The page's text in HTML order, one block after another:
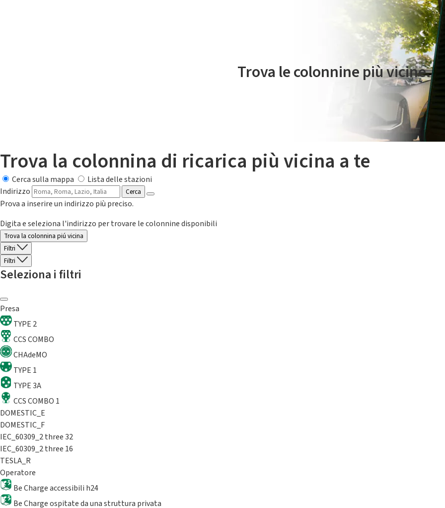
Il servizio di mobilità elettrica è gestito da Plenitude On The Road
Trova le colonnine più vicine.
Trova la colonnina di ricarica più vicina a te
Cerca sulla mappa
Lista delle stazioni
Indirizzo
Cerca
Prova a inserire un indirizzo più preciso.
Digita e seleziona l'indirizzo per trovare le colonnine disponibili
Trova la colonnina piú vicina
Filtri
Filtri
Seleziona i filtri
Presa
TYPE 2
CCS COMBO
CHAdeMO
TYPE 1
TYPE 3A
CCS COMBO 1
DOMESTIC_E
DOMESTIC_F
IEC_60309_2 three 32
IEC_60309_2 three 16
TESLA_R
Operatore
Be Charge accessibili h24
Be Charge ospitate da una struttura privata